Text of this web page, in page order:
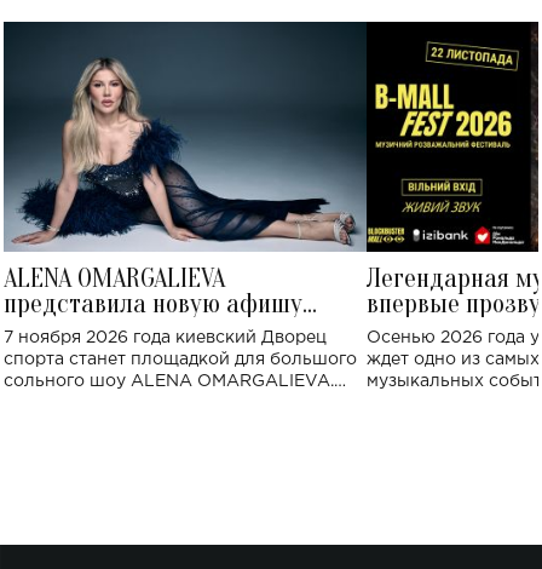
ALENA OMARGALIEVA
представила новую афишу
большого концерта во Дворце
спорта
7 ноября 2026 года киевский Дворец
спорта станет площадкой для большого
сольного шоу ALENA OMARGALIEVA.
Легендарная
впервые
Украине: где
Осенью 2026 года
ждет одно из
музыкальных